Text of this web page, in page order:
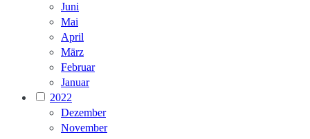
Juni
Mai
April
März
Februar
Januar
2022
Dezember
November